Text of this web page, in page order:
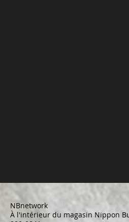
NBnetwork
À l'intérieur du magasin Nippon